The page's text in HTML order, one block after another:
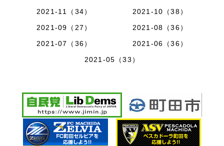
2021-11（34）
2021-10（38）
2021-09（27）
2021-08（36）
2021-07（36）
2021-06（36）
2021-05（33）